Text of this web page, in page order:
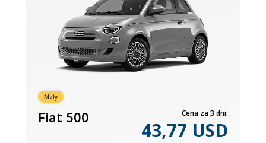
Mały
Fiat 500 Cena za 3 dni:
43,77 USD